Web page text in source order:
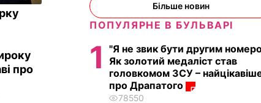
про
Більше новин
ПОПУЛЯРНЕ В БУЛЬВАРІ
1
"Я не звик бути другим
Як золотий медаліст став
головкомом ЗСУ –
про Драпатого
78550